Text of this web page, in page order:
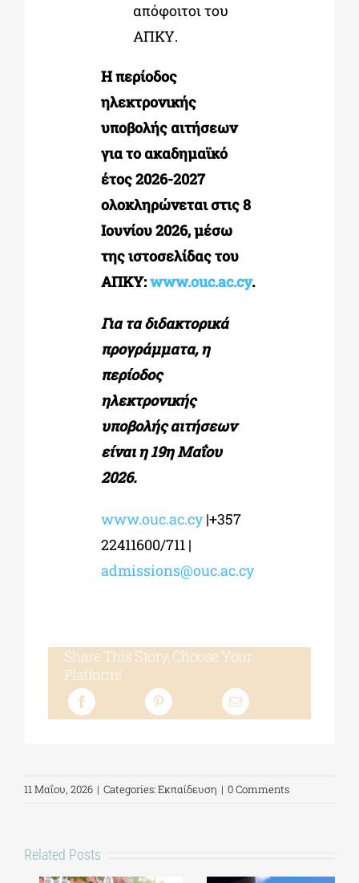
απόφοιτοι του
ΑΠΚΥ.
Η περίοδος
ηλεκτρονικής
υποβολής αιτήσεων
για το ακαδημαϊκό
έτος 2026-2027
ολοκληρώνεται στις8
Ιουνίου 2026, μέσω
της ιστοσελίδας του
ΑΠΚΥ:www.ouc.ac.cy.
Για τα διδακτορικά
προγράμματα, η
περίοδος
ηλεκτρονικής
υποβολής αιτήσεων
είναι η19ηΜαΐου
2026.
www.ouc.ac.cy|+357
22411600/711 |
admissions@ouc.ac.cy
Share This Story, Choose Your
Platform!
11 Μαΐου, 2026 | Categories:Εκπαίδευση | 0 Comments
Related Posts